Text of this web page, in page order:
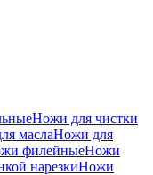
Ножи для чистки
маслаНожи для
филейныеНожи
нарезкиНожи